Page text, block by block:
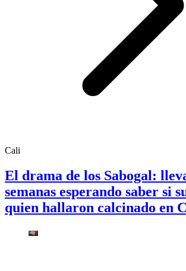
Cali
El drama de los Sabogal:
semanas esperando saber si
quien hallaron calcinado en